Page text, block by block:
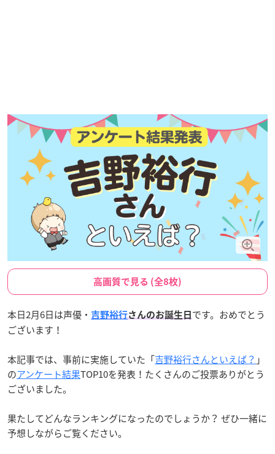
高画質で見る (全8枚)
本日2月6日は声優・ 吉野裕行さんのお誕生日 です。おめでとう
ございます！
本記事では、事前に実施していた「吉野裕行さんといえば？ 」
のアンケート結果TOP10を発表！たくさんのご投票ありがとう
ございました。
果たしてどんなランキングになったのでしょうか？ ぜひ一緒に
予想しながらご覧ください。